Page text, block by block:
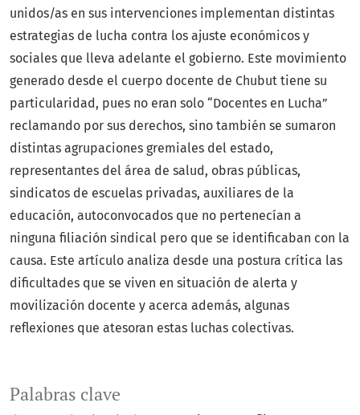
Palabras clave
unidos/as en sus intervenciones implementan distintas
estrategias de lucha contra los ajuste económicos y
sociales que lleva adelante el gobierno. Este movimiento
generado desde el cuerpo docente de Chubut tiene su
particularidad, pues no eran solo “Docentes en Lucha”
reclamando por sus derechos, sino también se sumaron
distintas agrupaciones gremiales del estado,
representantes del área de salud, obras públicas,
sindicatos de escuelas privadas, auxiliares de la
educación, autoconvocados que no pertenecían a
ninguna filiación sindical pero que se identificaban con la
causa. Este artículo analiza desde una postura crítica las
dificultades que se viven en situación de alerta y
movilización docente y acerca además, algunas
reflexiones que atesoran estas luchas colectivas.